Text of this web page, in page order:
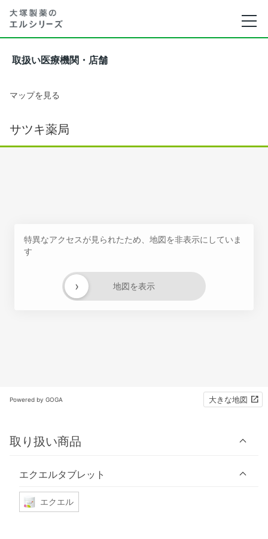
取扱い医療機関・店舗
マップを見る
サツキ薬局
特異なアクセスが見られたため、地図を非表示にしていま
す
地図を表示
›
Powered by GOGA 大きな地図
取り扱い商品
エクエルタブレット
エクエル